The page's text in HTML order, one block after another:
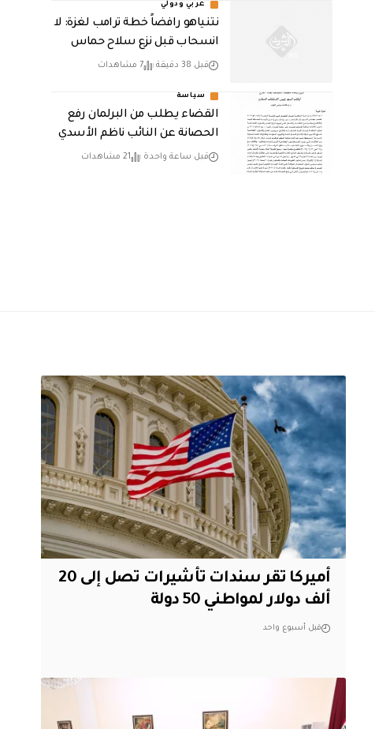
عربي ودولي
نتنياهو رافضاً خطة ترامب لغزة: لا
انسحاب قبل نزع سلاح حماس
قبل 38 دقيقة 7 مشاهدات
سياسة
القضاء يطلب من البرلمان رفع
الحصانة عن النائب ناظم الأسدي
قبل ساعة واحدة 21 مشاهدات
أميركا تقر سندات تأشيرات تصل إلى 20
ألف دولار لمواطني 50 دولة
قبل أسبوع واحد